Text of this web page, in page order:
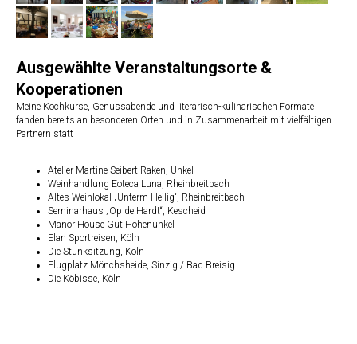
Ausgewählte Veranstaltungsorte &
Kooperationen
Meine Kochkurse, Genussabende und literarisch-kulinarischen Formate
fanden bereits an besonderen Orten und in Zusammenarbeit mit vielfältigen
Partnern statt
Atelier Martine Seibert-Raken, Unkel
Weinhandlung Eoteca Luna, Rheinbreitbach
Altes Weinlokal „Unterm Heilig“, Rheinbreitbach
Seminarhaus „Op de Hardt“, Kescheid
Manor House Gut Hohenunkel
Elan Sportreisen, Köln
Die Stunksitzung, Köln
Flugplatz Mönchsheide, Sinzig / Bad Breisig
Die Köbisse, Köln